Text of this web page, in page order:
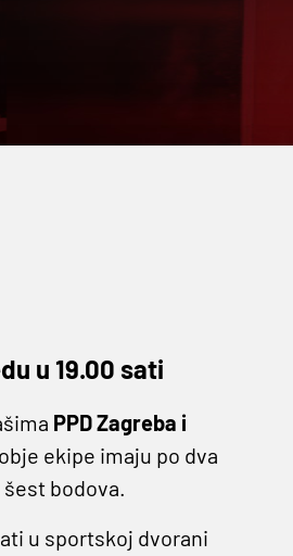
u 19.00 sati
PPD Zagreba i
ekipe imaju po dva
bodova.
u sportskoj dvorani